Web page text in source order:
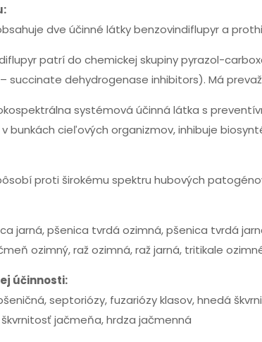
obsahuje dve účinné látky benzovindiflupyr a
patrí do chemickej skupiny pyrazol-
succinate dehydrogenase inhibitors). Má
systémová účinná látka s
bunkách cieľových organizmov, inhibuje
pôsobí proti širokému spektru hubových
jarná, pšenica tvrdá ozimná, pšenica tvrdá
ozimný, raž ozimná, raž jarná, tritikale
účinnosti:
septoriózy, fuzariózy klasov, hnedá
jačmeňa, hrdza jačmenná